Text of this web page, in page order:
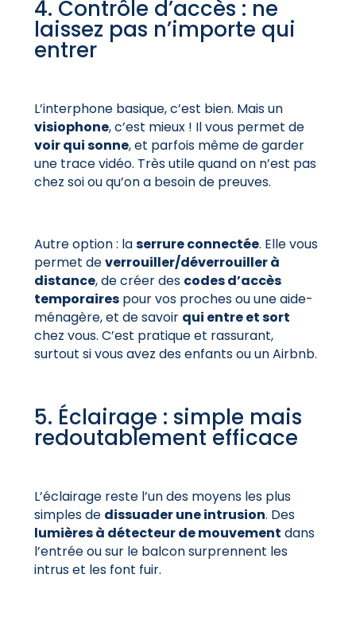
4. Contrôle d’accès : ne
laissez pas n’importe qui
entrer
L’interphone basique, c’est bien. Mais un
visiophone, c’est mieux ! Il vous permet de
voir qui sonne, et parfois même de garder
une trace vidéo. Très utile quand on n’est pas
chez soi ou qu’on a besoin de preuves.
Autre option : laserrure connectée. Elle vous
permet deverrouiller/déverrouiller à
distance, de créer des codes d’accès
temporairespour vos proches ou une aide-
ménagère, et de savoir qui entre et sort
chez vous. C’est pratique et rassurant,
surtout si vous avez des enfants ou un Airbnb.
5. Éclairage : simple mais
redoutablement efficace
L’éclairage reste l’un des moyens les plus
simples de dissuader une intrusion. Des
lumières à détecteur de mouvement dans
l’entrée ou sur le balcon surprennent les
intrus et les font fuir.